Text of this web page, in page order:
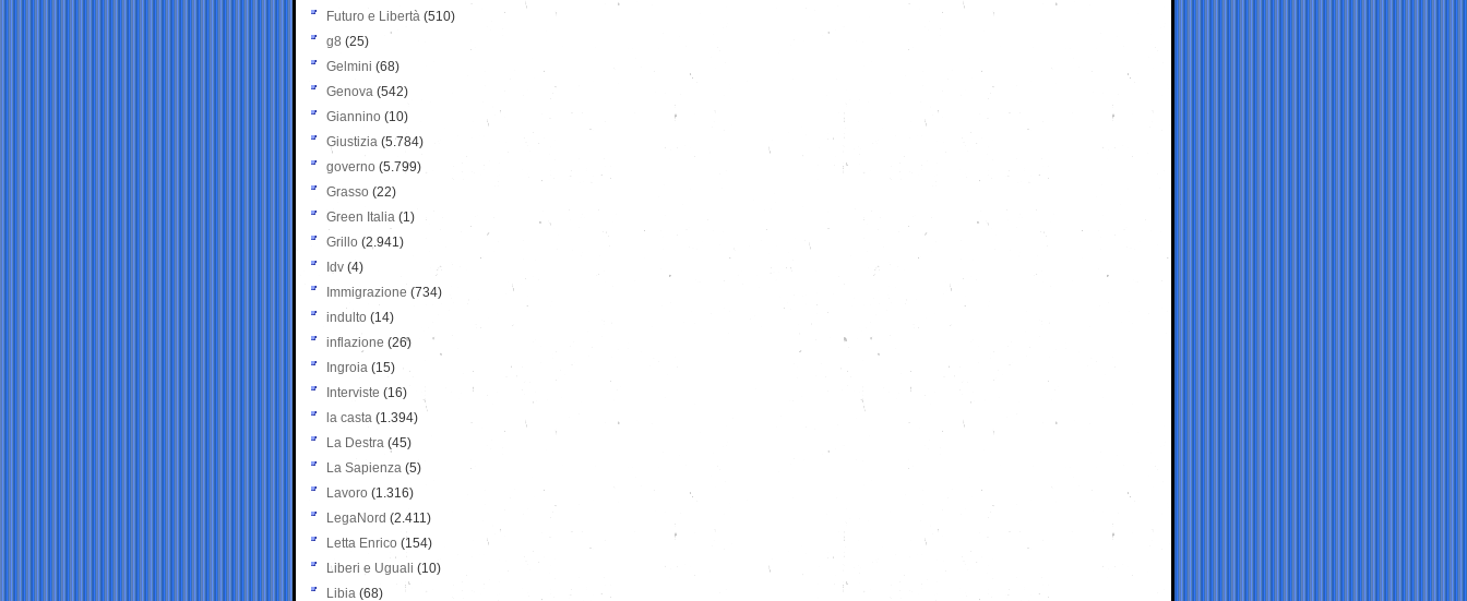
Futuro e Libertà (510)
g8 (25)
Gelmini (68)
Genova (542)
Giannino (10)
Giustizia (5.784)
governo (5.799)
Grasso (22)
Green Italia (1)
Grillo (2.941)
Idv (4)
Immigrazione (734)
indulto (14)
inflazione (26)
Ingroia (15)
Interviste (16)
la casta (1.394)
La Destra (45)
La Sapienza (5)
Lavoro (1.316)
LegaNord (2.411)
Letta Enrico (154)
Liberi e Uguali (10)
Libia (68)